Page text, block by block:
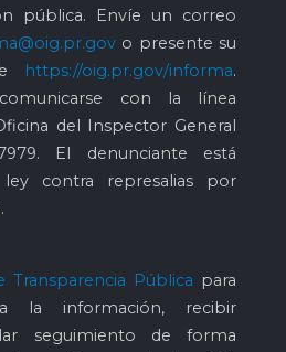
pública. Envíe un correo
o presente su
https://oig.pr.gov/informa.
con la línea
del Inspector General
. El denunciante está
contra represalias por
Transparencia Pública para
la información, recibir
seguimiento de forma